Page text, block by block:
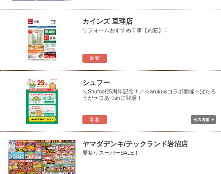
新着
カインズ 亘理店
リフォームおすすめ工事【内窓】□
新着
シュフー
＼Shufoo!25周年記念！／☆aruku&コラボ開催☆ぽたろ
うがケロあつめに登場！
ヤマダデンキ/テックランド岩沼店
夏祭りスーパーSALE！